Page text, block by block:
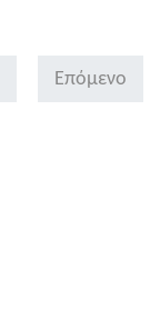
Επόμενο